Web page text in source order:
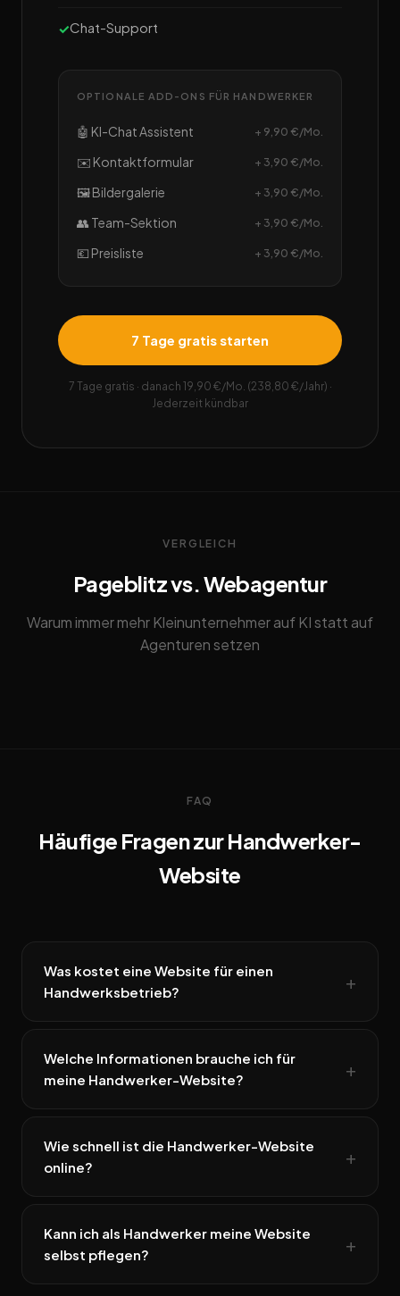
Chat-Support
OPTIONALE ADD-ONS FÜR HANDWERKER
🤖 KI-Chat Assistent + 9,90 €/Mo.
✉️ Kontaktformular + 3,90 €/Mo.
🖼️ Bildergalerie + 3,90 €/Mo.
👥 Team-Sektion + 3,90 €/Mo.
💶 Preisliste + 3,90 €/Mo.
7 Tage gratis starten
7 Tage gratis · danach 19,90 €/Mo. (238,80 €/Jahr) ·
Jederzeit kündbar
VERGLEICH
Pageblitz vs. Webagentur
Warum immer mehr Kleinunternehmer auf KI statt auf
Agenturen setzen
FAQ
Häufige Fragen zur Handwerker-
Website
Was kostet eine Website für einen
Handwerksbetrieb?
Welche Informationen brauche ich für
meine Handwerker-Website?
Wie schnell ist die Handwerker-Website
online?
Kann ich als Handwerker meine Website
selbst pflegen?